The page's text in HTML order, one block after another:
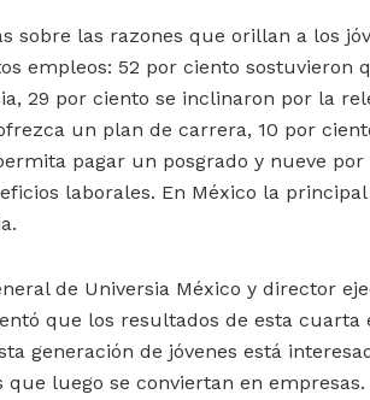
sobre las razones que orillan a los
empleos: 52 por ciento sostuvieron
29 por ciento se inclinaron por la
un plan de carrera, 10 por
pagar un posgrado y nueve por
laborales. En México la principal
de Universia México y director
que los resultados de esta cuarta
generación de jóvenes está
luego se conviertan en empresas.